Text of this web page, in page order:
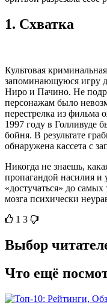
1. Схватка
Культовая
запоминающуюся игру
Ниро и Пачино. Не
персонажам было
перестрелка из фильма
1997 году в Голливуде
бойня. В результате
обнаружена кассета с
Никогда не знаешь,
пропагандой насилия и
«достучаться» до
мозга психически
1 3
Выбор
Что ещё